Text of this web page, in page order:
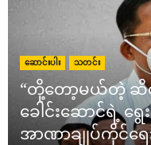
ဆောင်းပါး သတင်း
“တို့တော့မယ်တဲ့ ဆိ
ခေါင်းဆောင်ရဲ့ ရွ
အာဏာချုပ်ကိုင်ရေ
ADMIN
1
ကျွန်းလှမ
မူးမြစ်ရ
ရေလျှံမှုဖြ
ADMIN